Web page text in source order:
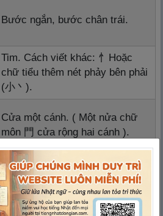
Bước ngắn, bước chân trái.
Tim. Cách viết khác: 忄 Hoặc
chữ tiểu thêm nét phảy bên phải
(小丶 ).
Cửa một cánh. ( Một nửa chữ
môn 門 cửa rộng hai cánh ).
Tay. Cách viết khác:扌,才.